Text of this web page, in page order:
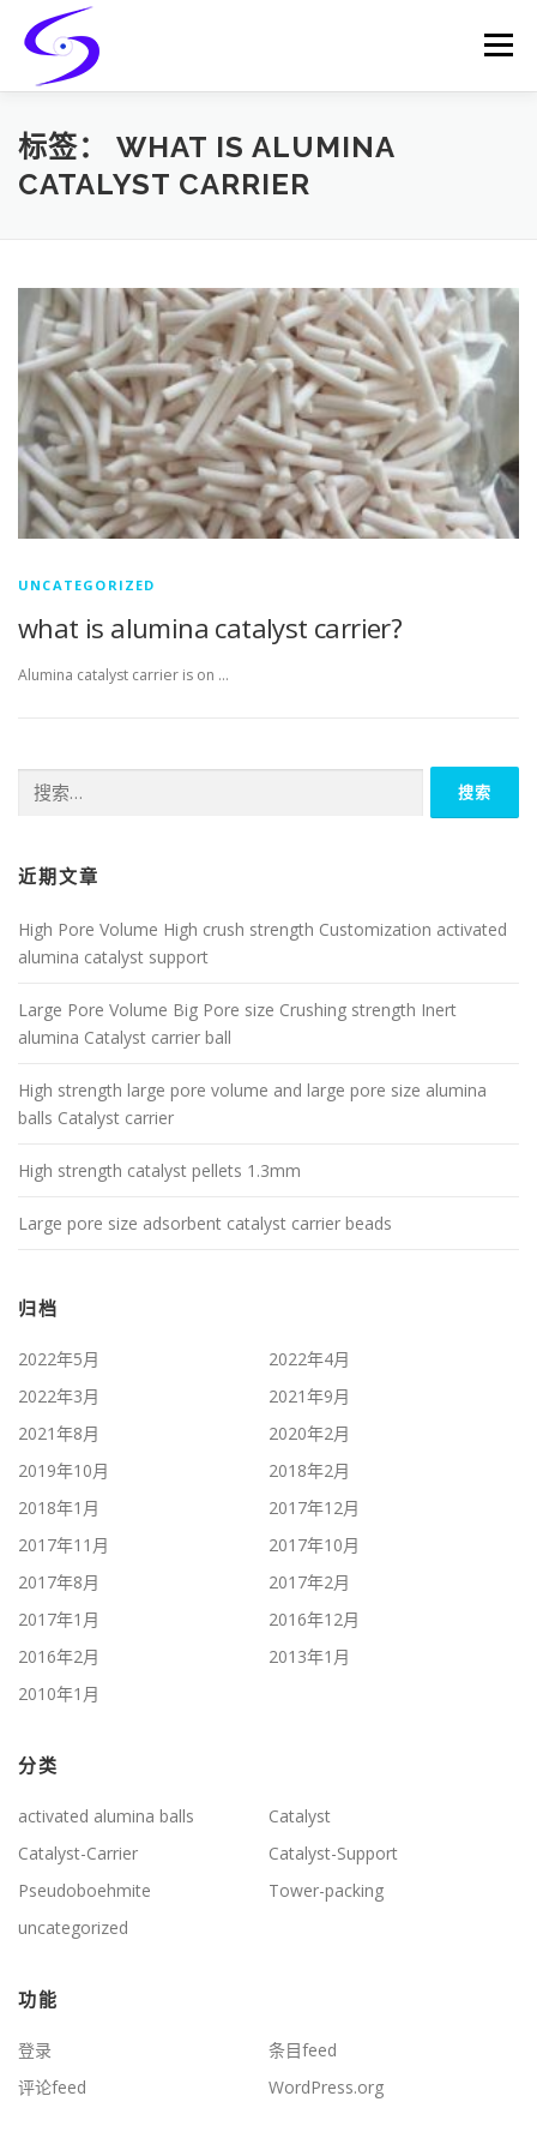
content
Menu
HOME PRODUCTS CATALYST-CARRIER
标签： WHAT IS ALUMINA
CATALYST CARRIER
UNCATEGORIZED
what is alumina catalyst carrier?
Alumina catalyst carrier is on …
索：
近期文章
High Pore Volume High crush strength Customization activated
alumina catalyst support
Large Pore Volume Big Pore size Crushing strength Inert
alumina Catalyst carrier ball
High strength large pore volume and large pore size alumina
balls Catalyst carrier
High strength catalyst pellets 1.3mm
Large pore size adsorbent catalyst carrier beads
归档
2022年5月
2022年4月
2022年3月
2021年9月
2021年8月
2020年2月
2019年10月
2018年2月
2018年1月
2017年12月
2017年11月
2017年10月
2017年8月
2017年2月
2017年1月
2016年12月
2016年2月
2013年1月
2010年1月
分类
activated alumina balls
Catalyst
Catalyst-Carrier
Catalyst-Support
Pseudoboehmite
Tower-packing
uncategorized
功能
登录
条目feed
评论feed
WordPress.org